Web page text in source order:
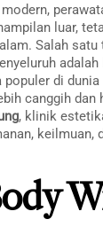
luar,
Salah satu
adalah
di
canggih dan
, klinik
keilmuan,